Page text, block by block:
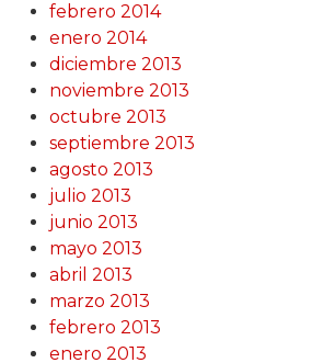
febrero 2014
enero 2014
diciembre 2013
noviembre 2013
octubre 2013
septiembre 2013
agosto 2013
julio 2013
junio 2013
mayo 2013
abril 2013
marzo 2013
febrero 2013
enero 2013